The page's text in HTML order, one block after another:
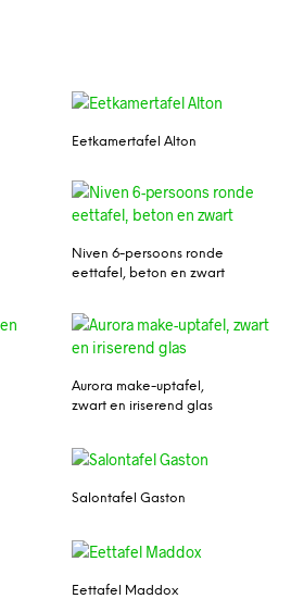
Eetkamertafel Alton
Niven 6-persoons ronde
eettafel, beton en zwart
Aurora make-uptafel,
zwart en iriserend glas
Salontafel Gaston
Eettafel Maddox